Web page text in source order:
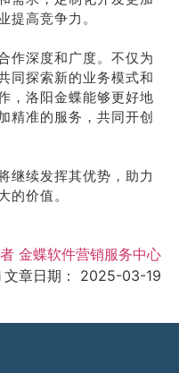
提高竞争力。
作深度和广度。不仅为
同探索新的业务模式和
，洛阳金蝶能够更好地
精准的服务，共同开创
继续发挥其优势，助力
的价值。
金蝶软件营销服务中心
文章日期：
2025-03-19